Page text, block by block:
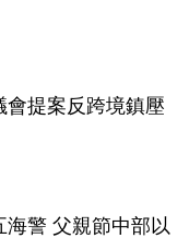
會提案反跨境鎮壓
海警 父親節中部以